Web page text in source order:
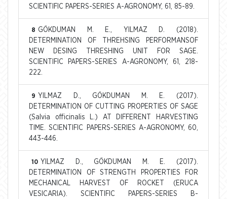
SCIENTIFIC PAPERS-SERIES A-AGRONOMY, 61, 85-89.
8 GÖKDUMAN M. E., YILMAZ D. (2018).
DETERMINATION OF THREHSING PERFORMANSOF
NEW DESING THRESHING UNIT FOR SAGE.
SCIENTIFIC PAPERS-SERIES A-AGRONOMY, 61, 218-
222.
9 YILMAZ D., GÖKDUMAN M. E. (2017).
DETERMINATION OF CUTTING PROPERTIES OF SAGE
(Salvia officinalis L.) AT DIFFERENT HARVESTING
TIME. SCIENTIFIC PAPERS-SERIES A-AGRONOMY, 60,
443-446.
10 YILMAZ D., GÖKDUMAN M. E. (2017).
DETERMINATION OF STRENGTH PROPERTIES FOR
MECHANICAL HARVEST OF ROCKET (ERUCA
VESICARIA). SCIENTIFIC PAPERS-SERIES B-